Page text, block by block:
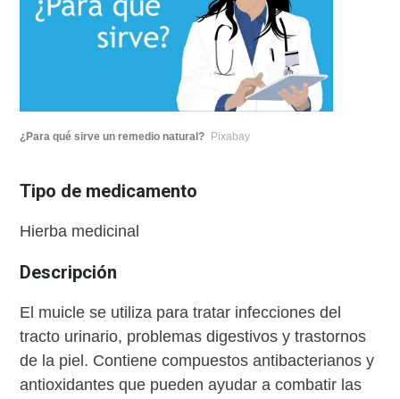
¿Para qué sirve un remedio natural? Pixabay
Tipo de medicamento
Hierba medicinal
Descripción
El muicle se utiliza para tratar infecciones del
tracto urinario, problemas digestivos y trastornos
de la piel. Contiene compuestos antibacterianos y
antioxidantes que pueden ayudar a combatir las